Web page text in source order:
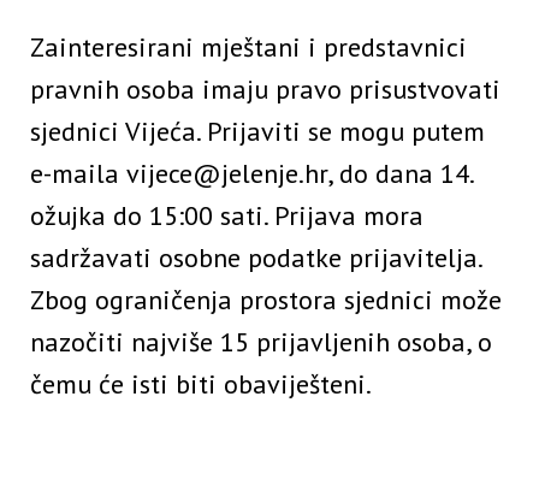
Zainteresirani mještani i predstavnici
pravnih osoba imaju pravo prisustvovati
sjednici Vijeća. Prijaviti se mogu putem
e-maila vijece@jelenje.hr, do dana 14.
ožujka do 15:00 sati. Prijava mora
sadržavati osobne podatke prijavitelja.
Zbog ograničenja prostora sjednici može
nazočiti najviše 15 prijavljenih osoba, o
čemu će isti biti obaviješteni.